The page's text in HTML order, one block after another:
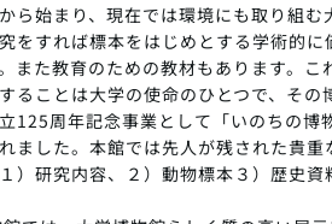
ら始まり、現在では環境にも取り組む
をすれば標本をはじめとする学術的に
また教育のための教材もあります。こ
ることは大学の使命のひとつで、その
125周年記念事業として「いのちの博
ました。本館では先人が残された貴重
）研究内容、２）動物標本３）歴史資